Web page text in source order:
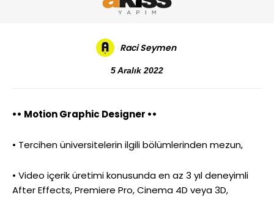
Raci Seymen
5 Aralık 2022
•• Motion Graphic Designer ••
• Tercihen üniversitelerin ilgili bölümlerinden mezun,
• Video içerik üretimi konusunda en az 3 yıl deneyimli
After Effects, Premiere Pro, Cinema 4D veya 3D,